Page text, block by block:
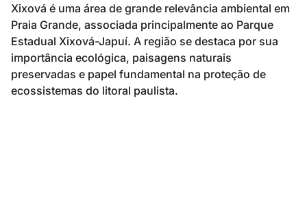
Xixová é uma área de grande relevância ambiental em
Praia Grande, associada principalmente ao Parque
Estadual Xixová-Japuí. A região se destaca por sua
importância ecológica, paisagens naturais
preservadas e papel fundamental na proteção de
ecossistemas do litoral paulista.